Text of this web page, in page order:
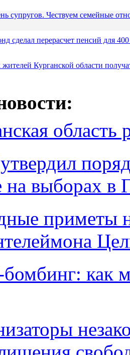
супругов. Чествуем семейные
сделал перерасчет пенсий для
Курганской области
на выборах в
приметы
как